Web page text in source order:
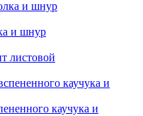
и шнур
листовой
каучука и